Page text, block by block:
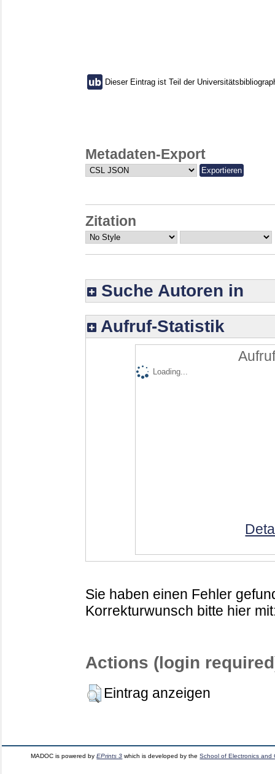
Dieser Eintrag ist Teil der
Metadaten-Export
Zitation
Suche Autoren in
Aufruf-Statistik
Loading...
Sie haben einen Fehler
Korrekturwunsch bitte hier
Actions (login
Eintrag anzeigen
MADOC is powered byEPrints 3 which is developed by theSchool of Electronics and